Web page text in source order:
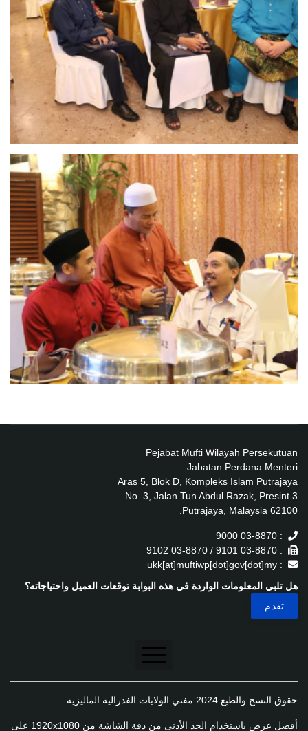
Pejabat Mufti Wilayah Persekutuan
Jabatan Perdana Menteri
Aras 5, Blok D, Kompleks Islam Putrajaya
No. 3, Jalan Tun Abdul Razak, Presint 3
62100 Putrajaya, Malaysia.
: 03-8870 9000
: 03-8870 9101 / 03-8870 9102
: ukk[at]muftiwp[dot]gov[dot]my
هل تلبي المعلومات الواردة في هذه البوابة توقعات العميل واحتياجاته؟
تنصل
سياسة الخصوصية
حقوق النسخ والطبع 2024 مفتي الولايات الفدرالية الماليزية
أفضل عرض باستخدام الحد الأدنى من دقة الشاشة من 1920x1080 على